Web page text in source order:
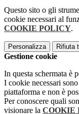
Questo sito o gli
cookie necessari al
COOKIE POLICY.
Personalizza Rifiuta
Gestione cookie
In questa schermata è
I cookie necessari
piattaforma e non è
Per conoscere quali
visionare la COOKIE